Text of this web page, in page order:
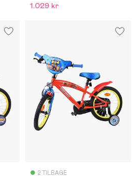
1.029 kr
2 TILBAGE